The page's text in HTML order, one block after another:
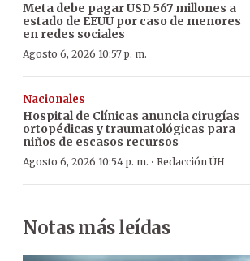
Meta debe pagar USD 567 millones a
estado de EEUU por caso de menores
en redes sociales
Agosto 6, 2026 10:57 p. m.
Nacionales
Hospital de Clínicas anuncia cirugías
ortopédicas y traumatológicas para
niños de escasos recursos
Agosto 6, 2026 10:54 p. m. · Redacción ÚH
Notas más leídas